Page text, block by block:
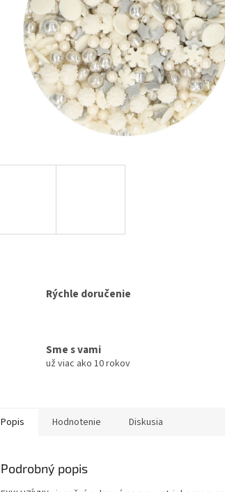
Rýchle doručenie
Sme s vami
už viac ako 10 rokov
Popis Hodnotenie Diskusia
Podrobný popis